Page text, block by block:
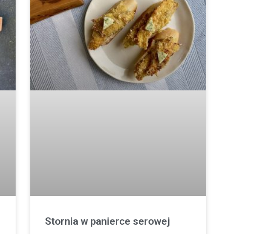
Stornia w panierce serowej